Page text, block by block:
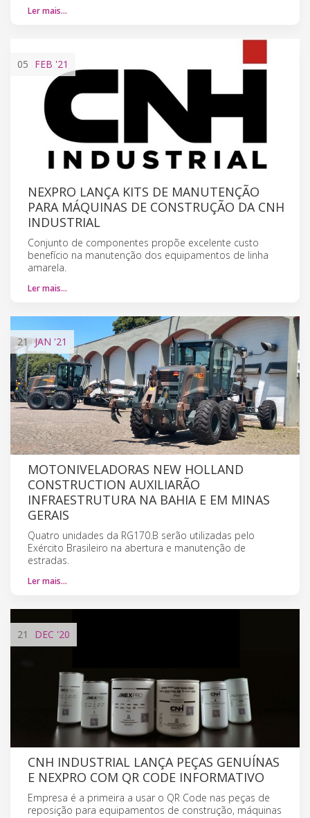
Ler mais…
05 FEB '21
NEXPRO LANÇA KITS DE MANUTENÇÃO
PARA MÁQUINAS DE CONSTRUÇÃO DA CNH
INDUSTRIAL
Conjunto de componentes propõe excelente custo
benefício na manutenção dos equipamentos de linha
amarela.
Ler mais…
21 JAN '21
MOTONIVELADORAS NEW HOLLAND
CONSTRUCTION AUXILIARÃO
INFRAESTRUTURA NA BAHIA E EM MINAS
GERAIS
Quatro unidades da RG170.B serão utilizadas pelo
Exército Brasileiro na abertura e manutenção de
estradas.
Ler mais…
21 DEC '20
CNH INDUSTRIAL LANÇA PEÇAS GENUÍNAS
E NEXPRO COM QR CODE INFORMATIVO
Empresa é a primeira a usar o QR Code nas peças de
reposição para equipamentos de construção, máquinas